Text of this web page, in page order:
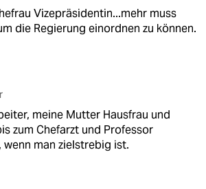
Vizepräsidentin...mehr muss
die Regierung einordnen zu können.
meine Mutter Hausfrau und
zum Chefarzt und Professor
man zielstrebig ist.